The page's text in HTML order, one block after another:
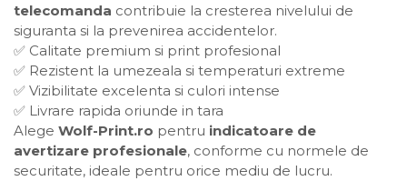
telecomanda contribuie la cresterea nivelului de
siguranta si la prevenirea accidentelor.
✅ Calitate premium si print profesional
✅ Rezistent la umezeala si temperaturi extreme
✅ Vizibilitate excelenta si culori intense
✅ Livrare rapida oriunde in tara
Alege Wolf-Print.ro pentru indicatoare de
avertizare profesionale, conforme cu normele de
securitate, ideale pentru orice mediu de lucru.